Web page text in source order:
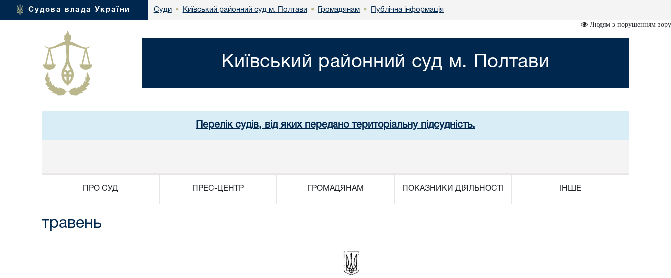
Судова влада України Суди • Київський районний суд м. Полтави • Громадянам • Публічна інформація
Людям з порушенням зору
Київський районний суд м. Полтави
Перелік судів, від яких передано територіальну підсудність.
ПРО СУД ПРЕС-ЦЕНТР ГРОМАДЯНАМ ПОКАЗНИКИ ДІЯЛЬНОСТІ ІНШЕ
травень